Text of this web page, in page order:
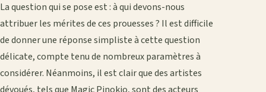
La question qui se pose est : à qui devons-nous
attribuer les mérites de ces prouesses ? Il est difficile
de donner une réponse simpliste à cette question
délicate, compte tenu de nombreux paramètres à
considérer. Néanmoins, il est clair que des artistes